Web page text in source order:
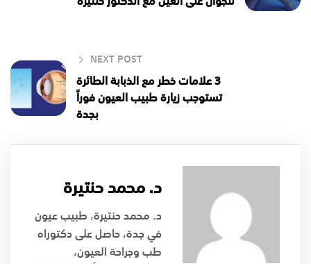
NEXT POST
3 علامات خطر مع الذبابة الطائرة
تستوجب زيارة طبيب العيون فوراً
بجدة
د. محمد حنتيرة
د. محمد حنتيرة، طبيب عيون
في جدة، حاصل على دكتوراه
طب وجراحة العيون،